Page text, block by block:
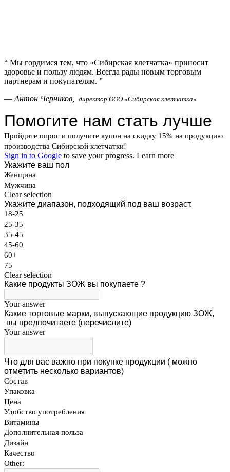
“ Мы гордимся тем, что «Сибирская клетчатка» приносит
здоровье и пользу людям. Всегда рады новым торговым
партнерам и покупателям. ”
— Антон Черников, директор ООО «Сибирская клетчатка»